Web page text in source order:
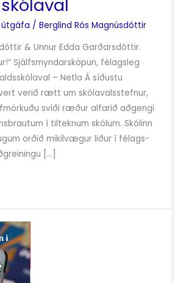
útgáfa /Berglind Rós Magnúsdóttir
& Unnur Edda Garðarsdóttir.
Sjálfsmyndarsköpun, félagsleg
– Netla Á síðustu
verið rætt um skólavalsstefnur,
sviði ræður alfarið aðgengi
í tilteknum skólum. Skólinn
orðið mikilvægur liður í félags-
[…]